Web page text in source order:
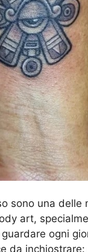
sono una delle
art,
ogni
da inchiostrare: